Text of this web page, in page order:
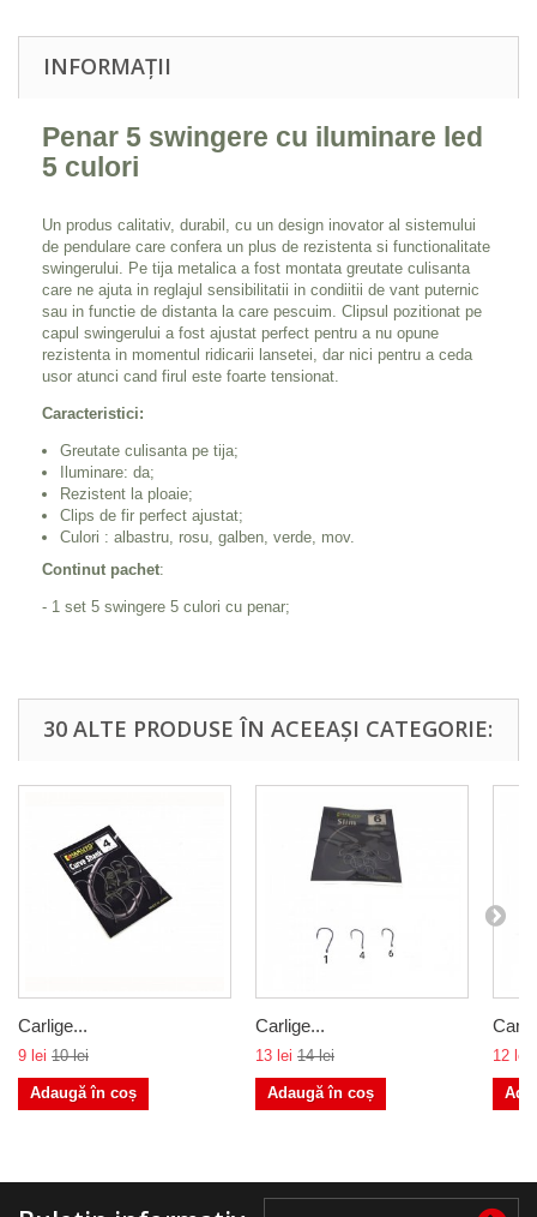
INFORMAȚII
Penar 5 swingere cu iluminare led
5 culori
Un produs calitativ, durabil, cu un design inovator al sistemului
de pendulare care confera un plus de rezistenta si functionalitate
swingerului. Pe tija metalica a fost montata greutate culisanta
care ne ajuta in reglajul sensibilitatii in condiitii de vant puternic
sau in functie de distanta la care pescuim. Clipsul pozitionat pe
capul swingerului a fost ajustat perfect pentru a nu opune
rezistenta in momentul ridicarii lansetei, dar nici pentru a ceda
usor atunci cand firul este foarte tensionat.
Caracteristici:
Greutate culisanta pe tija;
Iluminare: da;
Rezistent la ploaie;
Clips de fir perfect ajustat;
Culori : albastru, rosu, galben, verde, mov.
Continut pachet:
- 1 set 5 swingere 5 culori cu penar;
30 ALTE PRODUSE ÎN ACEEAȘI CATEGORIE:
Carlige...
9 lei 10 lei
Adaugă în coș
Carlige...
13 lei 14 lei
Adaugă în coș
12 lei